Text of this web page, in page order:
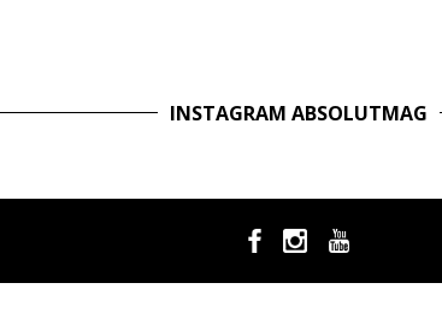
INSTAGRAM ABSOLUTMAG